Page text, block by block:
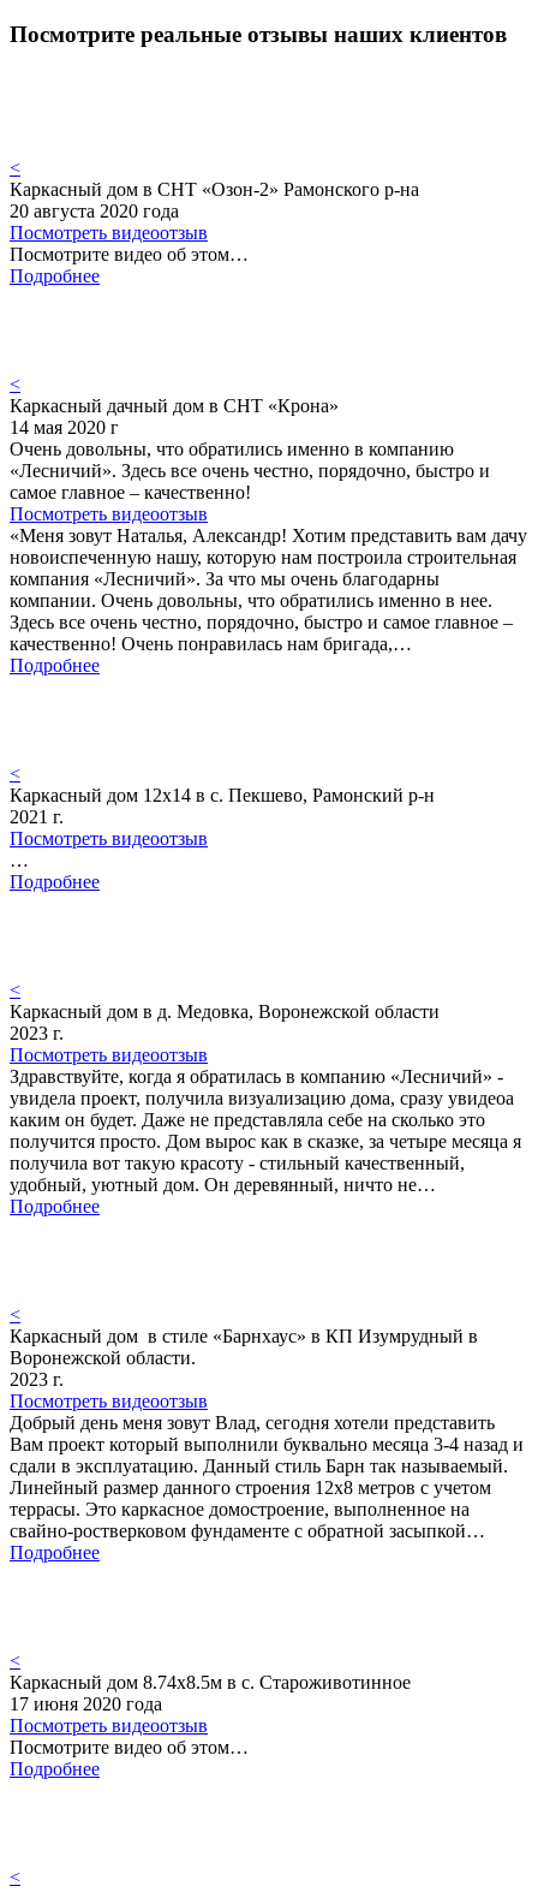
Посмотрите реальные отзывы наших клиентов
<
Каркасный дом в СНТ «Озон-2» Рамонского р-на
20 августа 2020 года
Посмотреть видеоотзыв
Посмотрите видео об этом…
Подробнее
<
Каркасный дачный дом в СНТ «Крона»
14 мая 2020 г
Очень довольны, что обратились именно в компанию
«Лесничий». Здесь все очень честно, порядочно, быстро и
самое главное – качественно!
Посмотреть видеоотзыв
«Меня зовут Наталья, Александр! Хотим представить вам дачу
новоиспеченную нашу, которую нам построила строительная
компания «Лесничий». За что мы очень благодарны
компании. Очень довольны, что обратились именно в нее.
Здесь все очень честно, порядочно, быстро и самое главное –
качественно! Очень понравилась нам бригада,…
Подробнее
<
Каркасный дом 12х14 в с. Пекшево, Рамонский р-н
2021 г.
Посмотреть видеоотзыв
…
Подробнее
<
Каркасный дом в д. Медовка, Воронежской области
2023 г.
Посмотреть видеоотзыв
Здравствуйте, когда я обратилась в компанию «Лесничий» -
увидела проект, получила визуализацию дома, сразу увидеоа
каким он будет. Даже не представляла себе на сколько это
получится просто. Дом вырос как в сказке, за четыре месяца я
получила вот такую красоту - стильный качественный,
удобный, уютный дом. Он деревянный, ничто не…
Подробнее
<
Каркасный дом в стиле «Барнхаус» в КП Изумрудный в
Воронежской области.
2023 г.
Посмотреть видеоотзыв
Добрый день меня зовут Влад, сегодня хотели представить
Вам проект который выполнили буквально месяца 3-4 назад и
сдали в эксплуатацию. Данный стиль Барн так называемый.
Линейный размер данного строения 12х8 метров с учетом
террасы. Это каркасное домостроение, выполненное на
свайно-ростверковом фундаменте с обратной засыпкой…
Подробнее
<
Каркасный дом 8.74х8.5м в с. Староживотинное
17 июня 2020 года
Посмотреть видеоотзыв
Посмотрите видео об этом…
Подробнее
<